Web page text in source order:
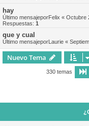
hay
Último mensajeporFelix « Octubre
Respuestas: 1
que y cual
Último mensajeporLaurie «
Nuevo Tema
330 temas